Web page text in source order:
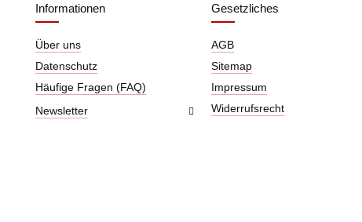
Informationen
Über uns
Datenschutz
Häufige Fragen (FAQ)
Newsletter
Gesetzliches
AGB
Sitemap
Impressum
Widerrufsrecht